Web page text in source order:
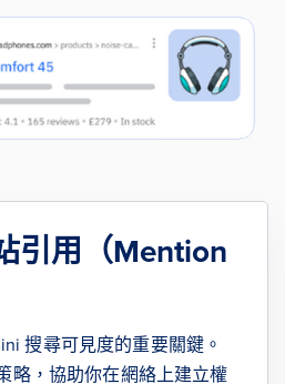
引用（Mention
搜尋可見度的重要關鍵。
略，協助你在網絡上建立權